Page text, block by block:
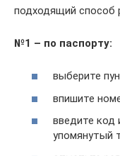
подходящий способ
№1 – по паспорту:
выберите
впишите
введите код
упомянутый